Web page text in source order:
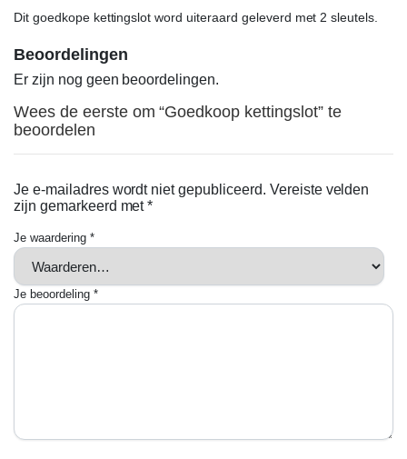
Dit goedkope kettingslot word uiteraard geleverd met 2 sleutels.
Beoordelingen
Er zijn nog geen beoordelingen.
Wees de eerste om “Goedkoop kettingslot” te
beoordelen
Je e-mailadres wordt niet gepubliceerd. Vereiste velden
zijn gemarkeerd met*
Je waardering *
Je beoordeling *